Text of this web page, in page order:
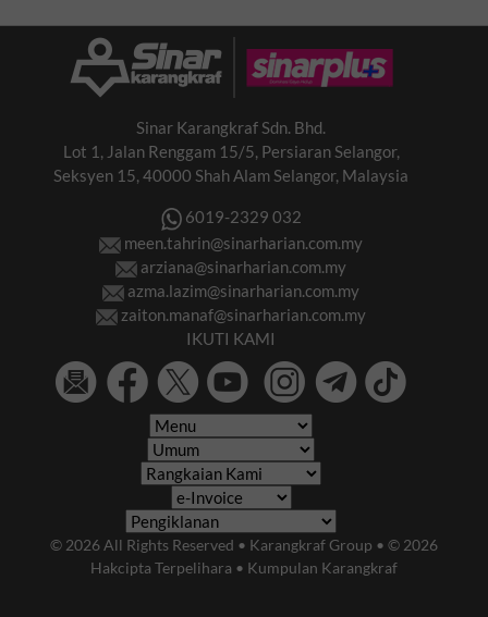
Sinar Karangkraf Sdn. Bhd.
Lot 1, Jalan Renggam 15/5, Persiaran Selangor,
Seksyen 15, 40000 Shah Alam Selangor, Malaysia
6019-2329 032
meen.tahrin@sinarharian.com.my
arziana@sinarharian.com.my
azma.lazim@sinarharian.com.my
zaiton.manaf@sinarharian.com.my
IKUTI KAMI
© 2026 All Rights Reserved • Karangkraf Group • © 2026
Hakcipta Terpelihara • Kumpulan Karangkraf